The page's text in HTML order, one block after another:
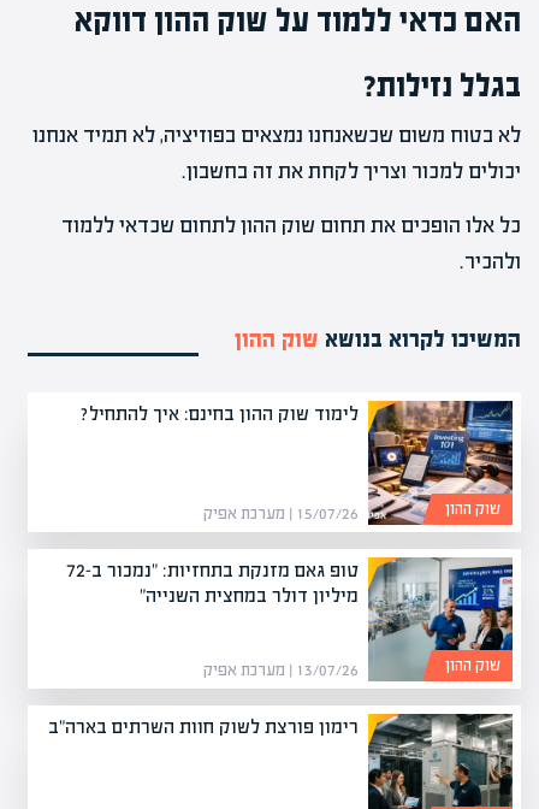
האם כדאי ללמוד על שוק ההון דווקא
בגלל נזילות?
לא בטוח משום שכשאנחנו נמצאים בפוזיציה, לא תמיד אנחנו
יכולים למכור וצריך לקחת את זה בחשבון.
כל אלו הופכים את תחום שוק ההון לתחום שכדאי ללמוד
ולהכיר.
המשיכו לקרוא בנושא שוק ההון
לימוד שוק ההון בחינם: איך להתחיל?
15/07/26 | מערכת אפיק שוק ההון
טופ גאם מזנקת בתחזיות: "נמכור ב-72
מיליון דולר במחצית השנייה"
13/07/26 | מערכת אפיק שוק ההון
רימון פורצת לשוק חוות השרתים בארה"ב